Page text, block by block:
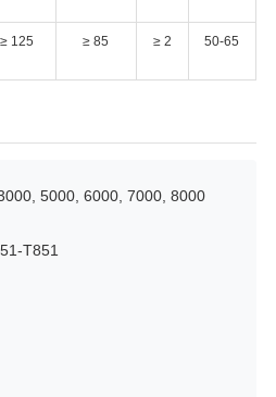
≥ 125 ≥ 85 ≥ 2 50-65
5000, 6000, 7000, 8000
T851